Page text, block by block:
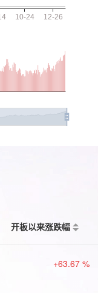
开板以来涨跌幅
+63.67 %